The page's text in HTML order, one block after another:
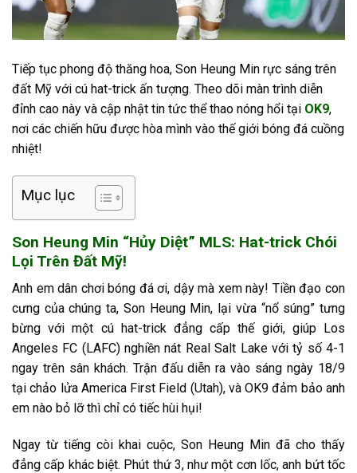
Tiếp tục phong độ thăng hoa, Son Heung Min rực sáng trên
đất Mỹ với cú hat-trick ấn tượng. Theo dõi màn trình diễn
đỉnh cao này và cập nhật tin tức thể thao nóng hổi tại OK9,
nơi các chiến hữu được hòa mình vào thế giới bóng đá cuồng
nhiệt!
Mục lục
Son Heung Min “Hủy Diệt” MLS: Hat-trick Chói
Lọi Trên Đất Mỹ!
Anh em dân chơi bóng đá ơi, dậy mà xem này! Tiền đạo con
cưng của chúng ta, Son Heung Min, lại vừa “nổ súng” tưng
bừng với một cú hat-trick đẳng cấp thế giới, giúp Los
Angeles FC (LAFC) nghiền nát Real Salt Lake với tỷ số 4-1
ngay trên sân khách. Trận đấu diễn ra vào sáng ngày 18/9
tại chảo lửa America First Field (Utah), và OK9 đảm bảo anh
em nào bỏ lỡ thì chỉ có tiếc hùi hụi!
Ngay từ tiếng còi khai cuộc, Son Heung Min đã cho thấy
đẳng cấp khác biệt. Phút thứ 3, như một cơn lốc, anh bứt tốc